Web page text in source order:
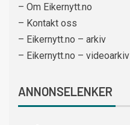
– Om Eikernytt.no
– Kontakt oss
– Eikernytt.no – arkiv
– Eikernytt.no – videoarkiv
ANNONSELENKER